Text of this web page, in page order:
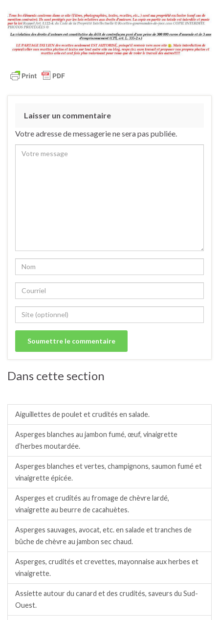
Laisser un commentaire
Votre adresse de messagerie ne sera pas publiée.
Dans cette section
Aiguillettes de poulet et crudités en salade.
Asperges blanches au jambon fumé, œuf, vinaigrette
d’herbes moutardée.
Asperges blanches et vertes, champignons, saumon fumé et
vinaigrette épicée.
Asperges et crudités au fromage de chèvre lardé,
vinaigrette au beurre de cacahuètes.
Asperges sauvages, avocat, etc. en salade et tranches de
bûche de chèvre au jambon sec chaud.
Asperges, crudités et crevettes, mayonnaise aux herbes et
vinaigrette.
Assiette autour du canard et des crudités, saveurs du Sud-
Ouest.